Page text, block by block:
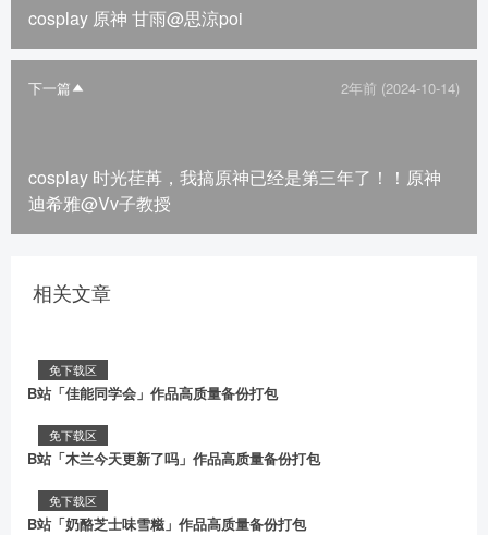
cosplay 原神 甘雨@思涼poi ​​​
下一篇 2年前 (2024-10-14)
cosplay 时光荏苒，我搞原神已经是第三年了！！原神
迪希雅@Vv子教授
相关文章
免下载区
B站「佳能同学会」作品高质量备份打包
免下载区
B站「木兰今天更新了吗」作品高质量备份打包
免下载区
B站「奶酪芝士味雪糍」作品高质量备份打包